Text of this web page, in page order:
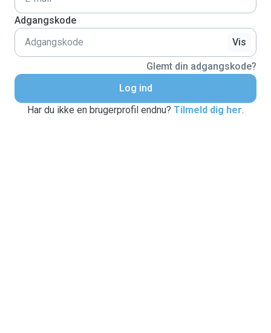
Adgangskode
Vis
Glemt din adgangskode?
Log ind
Har du ikke en brugerprofil endnu? Tilmeld dig her.